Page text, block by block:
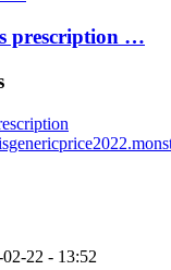
prescription …
22 - 13:52